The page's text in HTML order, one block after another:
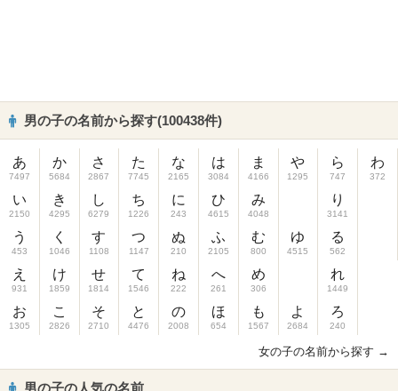
男の子の名前から探す(100438件)
あ
7497
い
2150
う
453
え
931
お
1305
か
5684
き
4295
く
1046
け
1859
こ
2826
さ
2867
し
6279
す
1108
せ
1814
そ
2710
た
7745
ち
1226
つ
1147
て
1546
と
4476
な
2165
に
243
ぬ
210
ね
222
の
2008
は
3084
ひ
4615
ふ
2105
へ
261
ほ
654
ま
4166
み
4048
む
800
め
306
も
1567
や
1295
ゆ
4515
よ
2684
ら
747
り
3141
る
562
れ
1449
ろ
240
わ
372
女の子の名前から探す →
男の子の人気の名前